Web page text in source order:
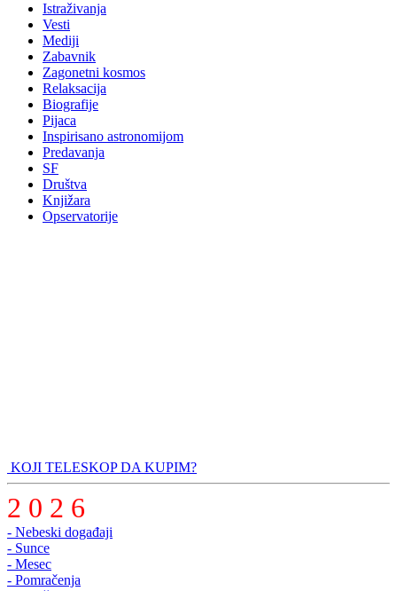
Istraživanja
Vesti
Mediji
Zabavnik
Zagonetni kosmos
Relaksacija
Biografije
Pijaca
Inspirisano astronomijom
Predavanja
SF
Društva
Knjižara
Opservatorije
KOJI TELESKOP DA KUPIM?
2 0 2 6
- Nebeski događaji
- Sunce
- Mesec
- Pomračenja